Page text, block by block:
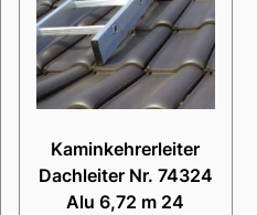
Kaminkehrerleiter
Dachleiter Nr. 74324
Alu 6,72 m 24